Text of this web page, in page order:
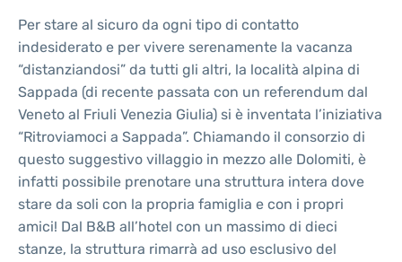
Per stare al sicuro da ogni tipo di contatto
indesiderato e per vivere serenamente la vacanza
“distanziandosi” da tutti gli altri, la località alpina di
Sappada (di recente passata con un referendum dal
Veneto al Friuli Venezia Giulia) si è inventata l’iniziativa
“Ritroviamoci a Sappada”. Chiamando il consorzio di
questo suggestivo villaggio in mezzo alle Dolomiti, è
infatti possibile prenotare una struttura intera dove
stare da soli con la propria famiglia e con i propri
amici! Dal B&B all’hotel con un massimo di dieci
stanze, la struttura rimarrà ad uso esclusivo del